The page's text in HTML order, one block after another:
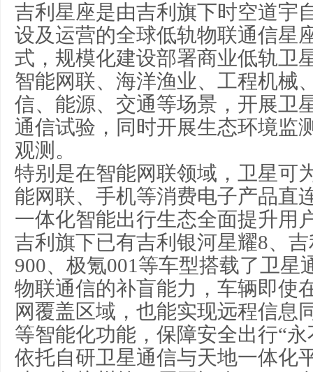
吉利星座是由吉利旗下时空道宇
设及运营的全球低轨物联通信星
式，规模化建设部署商业低轨卫
智能网联、海洋渔业、工程机械
信、能源、交通等场景，开展卫
通信试验，同时开展生态环境监
观测。
特别是在智能网联领域，卫星可
能网联、手机等消费电子产品直
一体化智能出行生态全面提升用
吉利旗下已有吉利银河星耀8、
900、极氪001等车型搭载了卫星
物联通信的补盲能力，车辆即使
网覆盖区域，也能实现远程信息
等智能化功能， 保障安全出行“永
依托自研卫星通信与天地一体化